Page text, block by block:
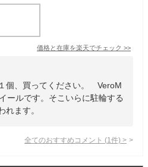
価格と在庫を楽天でチェック >>
個、買ってください。 VeroM
ールです。そこいらに駐輪する
れます。
全てのおすすめコメント (1 件) >